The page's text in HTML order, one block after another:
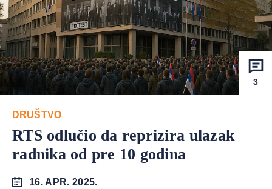
3
DRUŠTVO
RTS odlučio da reprizira ulazak
radnika od pre 10 godina
16. APR. 2025.